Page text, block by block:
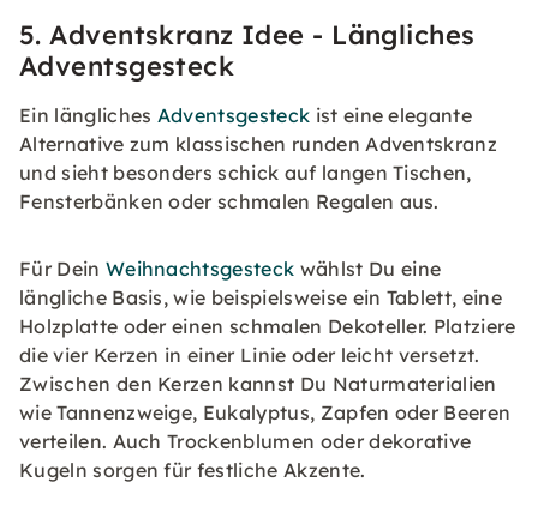
5. Adventskranz Idee - Längliches
Adventsgesteck
Ein längliches Adventsgesteck ist eine elegante
Alternative zum klassischen runden Adventskranz
und sieht besonders schick auf langen Tischen,
Fensterbänken oder schmalen Regalen aus.
Für Dein Weihnachtsgesteck wählst Du eine
längliche Basis, wie beispielsweise ein Tablett, eine
Holzplatte oder einen schmalen Dekoteller. Platziere
die vier Kerzen in einer Linie oder leicht versetzt.
Zwischen den Kerzen kannst Du Naturmaterialien
wie Tannenzweige, Eukalyptus, Zapfen oder Beeren
verteilen. Auch Trockenblumen oder dekorative
Kugeln sorgen für festliche Akzente.